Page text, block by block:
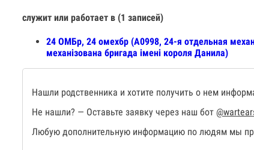
служит или работает в (1 записей)
24 ОМБр, 24 омехбр (А0998, 24-я отдельная
механізована бригада імені короля Данила)
Нашли родственника и хотите получить о нем
Не нашли? — Оставьте заявку через наш бот
Любую дополнительную информацию по людям мы